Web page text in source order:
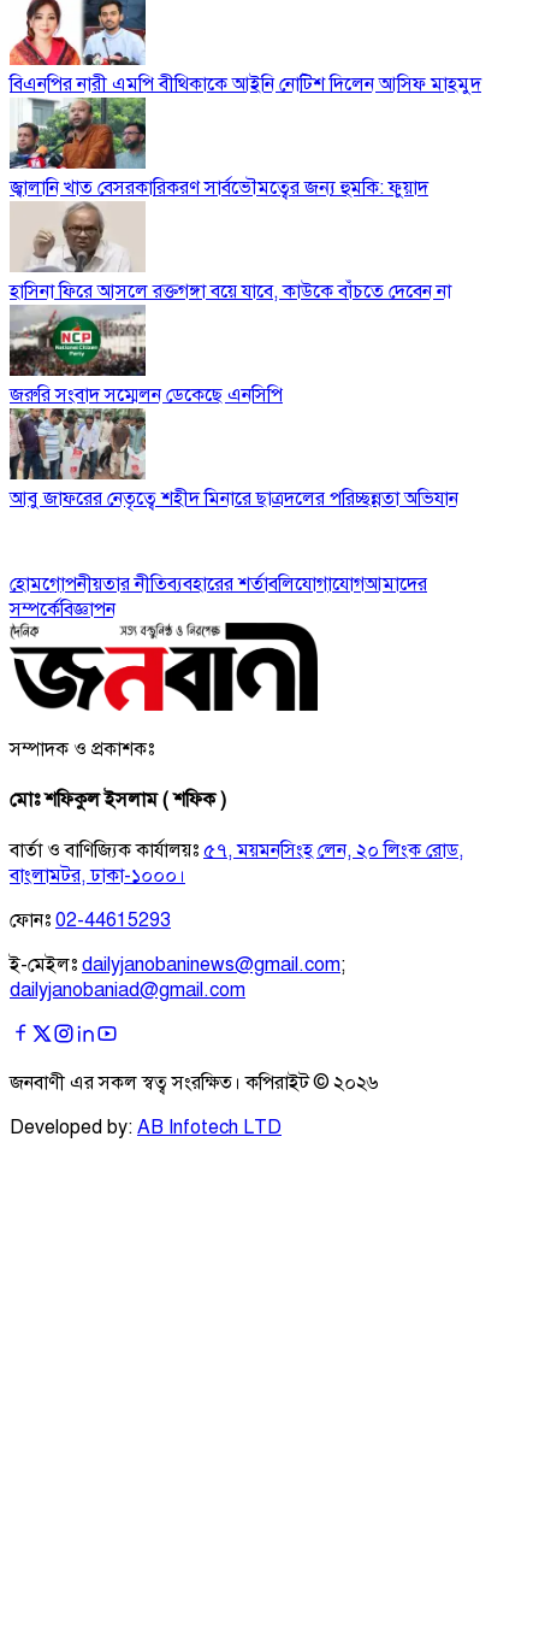
বিএনপির নারী এমপি বীথিকাকে আইনি নোটিশ দিলেন আসিফ মাহমুদ
জ্বালানি খাত বেসরকারিকরণ সার্বভৌমত্বের জন্য হুমকি: ফুয়াদ
হাসিনা ফিরে আসলে রক্তগঙ্গা বয়ে যাবে, কাউকে বাঁচতে দেবেন না
জরুরি সংবাদ সম্মেলন ডেকেছে এনসিপি
আবু জাফরের নেতৃত্বে শহীদ মিনারে ছাত্রদলের পরিচ্ছন্নতা অভিযান
হোমগোপনীয়তার নীতিব্যবহারের শর্তাবলিযোগাযোগআমাদের
সম্পর্কেবিজ্ঞাপন
সম্পাদক ও প্রকাশকঃ
মোঃ শফিকুল ইসলাম ( শফিক )
বার্তা ও বাণিজ্যিক কার্যালয়ঃ ৫৭, ময়মনসিংহ লেন, ২০ লিংক রোড,
বাংলামটর, ঢাকা-১০০০।
ফোনঃ 02-44615293
ই-মেইলঃ dailyjanobaninews@gmail.com;
dailyjanobaniad@gmail.com
জনবাণী এর সকল স্বত্ব সংরক্ষিত। কপিরাইট © ২০২৬
Developed by: AB Infotech LTD